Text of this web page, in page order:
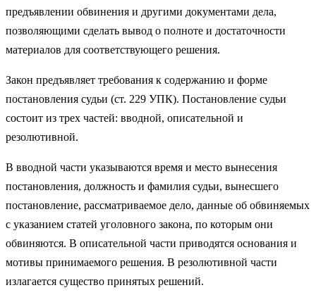
предъявлении обвинения и другими документами дела,
позволяющими сделать вывод о полноте и достаточности
материалов для соответствующего решения.
Закон предъявляет требования к содержанию и форме
постановления судьи (ст. 229 УПК). Постановление судьи
состоит из трех частей: вводной, описательной и
резолютивной.
В вводной части указываются время и место вынесения
постановления, должность и фамилия судьи, вынесшего
постановление, рассматриваемое дело, данные об обвиняемых
с указанием статей уголовного закона, по которым они
обвиняются. В описательной части приводятся основания и
мотивы принимаемого решения. В резолютивной части
излагается существо принятых решений.